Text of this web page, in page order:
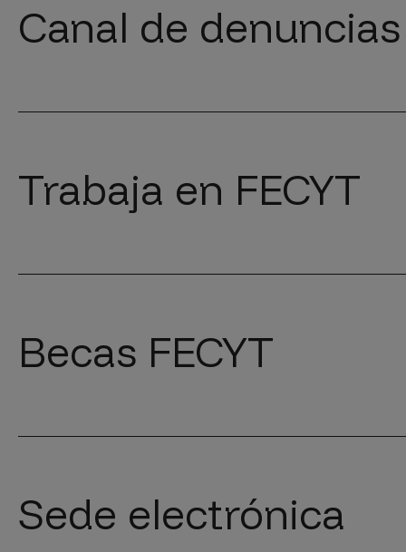
Canal de denuncias
Trabaja en FECYT
Becas FECYT
Sede electrónica